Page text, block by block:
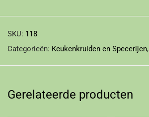
SKU: 118
Categorieën: Keukenkruiden en Specerijen,
Gerelateerde producten